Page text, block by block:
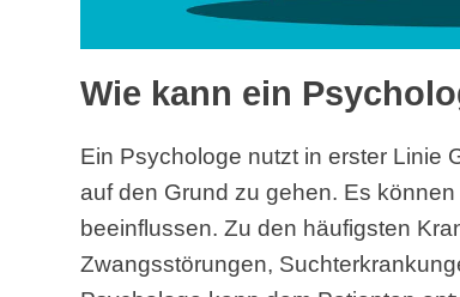
Wie kann ein
Ein Psychologe nutzt in erster Linie
auf den Grund zu gehen. Es
beeinflussen. Zu den häufigsten
Zwangsstörungen,